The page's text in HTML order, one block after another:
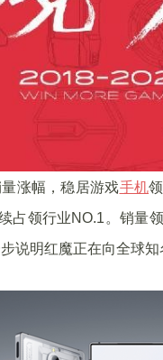
涨幅，稳居游戏手机
占领行业NO.1。销量
说明红魔正在向全球知